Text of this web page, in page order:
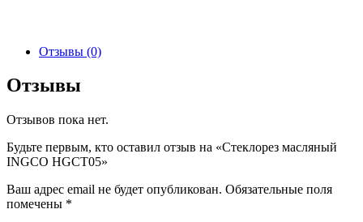
Отзывы (0)
Отзывы
Отзывов пока нет.
Будьте первым, кто оставил отзыв на «Стеклорез масляный
INGCO HGCT05»
Ваш адрес email не будет опубликован. Обязательные поля
помечены *